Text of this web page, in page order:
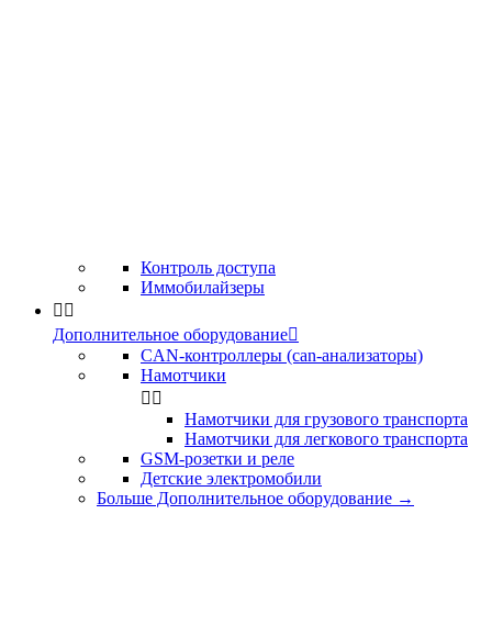
Контроль доступа
Иммобилайзеры
 
Дополнительное оборудование
CAN-контроллеры (can-анализаторы)
Намотчики
 
Намотчики для грузового транспорта
Намотчики для легкового транспорта
GSM-розетки и реле
Детские электромобили
Больше Дополнительное оборудование →